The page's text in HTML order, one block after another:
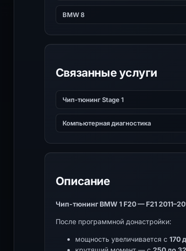
BMW 8
Связанные услуги
Чип-тюнинг Stage 1
Компьютерная диагностика
Описание
Чип-тюнинг BMW 1 F20 — F21
После программной донастройки:
мощность увеличивается с 170